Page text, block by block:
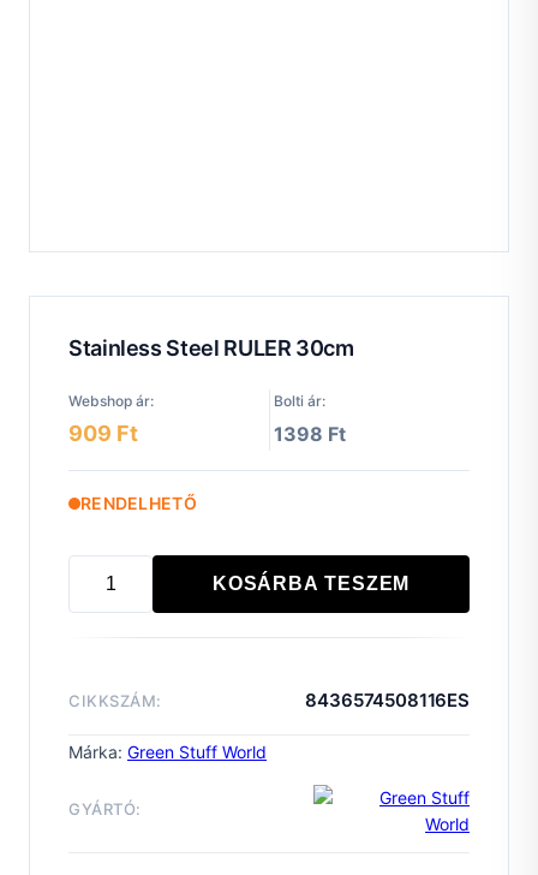
Stainless Steel RULER 30cm
Webshop ár: Bolti ár:
909 Ft 1398 Ft
RENDELHETŐ
Stainless
KOSÁRBA TESZEM
CIKKSZÁM: 8436574508116ES
Márka: Green Stuff World
GYÁRTÓ: